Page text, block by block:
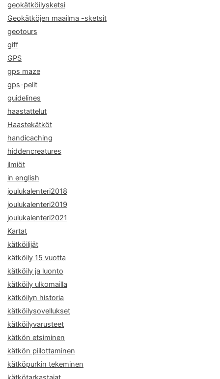
geokätköilysketsi
Geokätköjen maailma -sketsit
geotours
giff
GPS
gps maze
gps-pelit
guidelines
haastattelut
Haastekätköt
handicaching
hiddencreatures
ilmiöt
in english
joulukalenteri2018
joulukalenteri2019
joulukalenteri2021
Kartat
kätköilijät
kätköily 15 vuotta
kätköily ja luonto
kätköily ulkomailla
kätköilyn historia
kätköilysovellukset
kätköilyvarusteet
kätkön etsiminen
kätkön piilottaminen
kätköpurkin tekeminen